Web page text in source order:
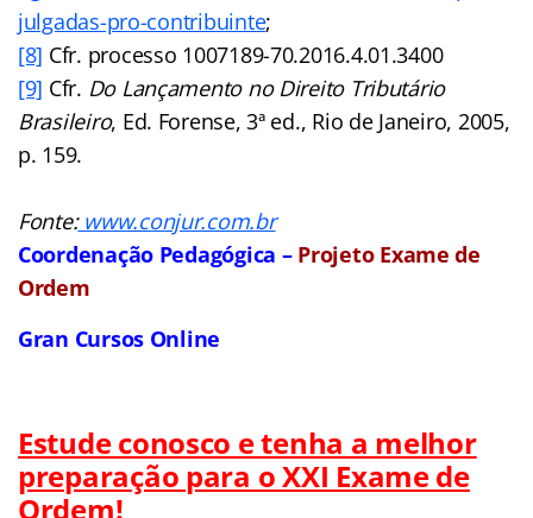
julgadas-pro-contribuinte;
[8] Cfr. processo 1007189-70.2016.4.01.3400
[9] Cfr. Do Lançamento no Direito Tributário
Brasileiro, Ed. Forense, 3ª ed., Rio de Janeiro, 2005,
p. 159.
Fonte:www.conjur.com.br
Coordenação Pedagógica – Projeto Exame de
Ordem
Gran Cursos Online
Estude conosco e tenha a melhor
preparação para o XXI Exame de
Ordem!